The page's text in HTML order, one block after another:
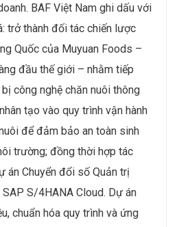
BAF Việt Nam ghi dấu với
trở thành đối tác chiến lược
Quốc của Muyuan Foods –
đầu thế giới – nhằm tiếp
công nghệ chăn nuôi thông
tạo vào quy trình vận hành
để đảm bảo an toàn sinh
trường; đồng thời hợp tác
án Chuyển đổi số Quản trị
S/4HANA Cloud. Dự án
chuẩn hóa quy trình và ứng